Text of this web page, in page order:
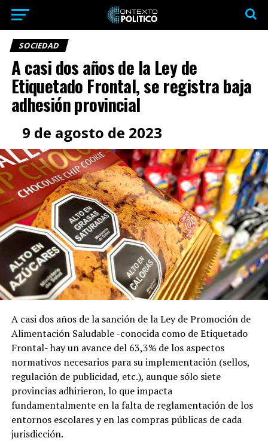
SOCIEDAD
A casi dos años de la Ley de
Etiquetado Frontal, se registra baja
adhesión provincial
9 de agosto de 2023
A casi dos años de la sanción de la Ley de Promoción de
Alimentación Saludable -conocida como de Etiquetado
Frontal- hay un avance del 63,3% de los aspectos
normativos necesarios para su implementación (sellos,
regulación de publicidad, etc.), aunque sólo siete
provincias adhirieron, lo que impacta
fundamentalmente en la falta de reglamentación de los
entornos escolares y en las compras públicas de cada
jurisdicción.